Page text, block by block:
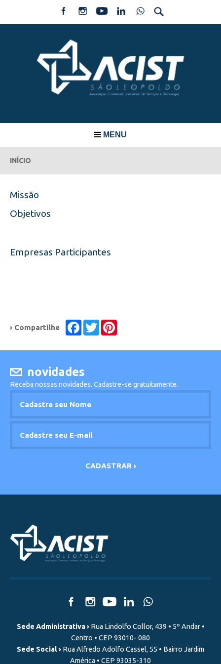
MENU
INÍCIO
Missão
Objetivos
Empresas Participantes
› Compartilhe Facebook
Twitter
novidades
Receba nossas novidades. Cadastre-se gratuitamente.
Sede Administrativa ›Rua Lindolfo Collor, 439 • 5º Andar •
Centro • CEP 93010- 080
Sede Social › Rua Alfredo Adolfo Cassel, 55 • Bairro Jardim
América • CEP 93035-310